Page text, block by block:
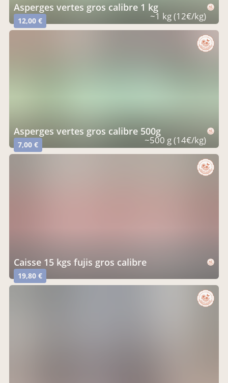
Asperges vertes gros calibre 1 kg
12,00 € ~1 kg (12€/kg)
Asperges vertes gros calibre 500g
7,00 € ~500 g (14€/kg)
caisse 15 kgs fujis gros calibre
19,80 €